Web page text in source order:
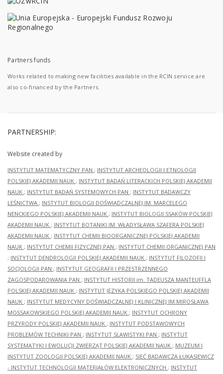
Partners funds
Works related to making new facilities available in the RCIN service are
also co-financed by the Partners.
PARTNERSHIP:
Website created by
INSTYTUT MATEMATYCZNY PAN ; INSTYTUT ARCHEOLOGII I ETNOLOGII
POLSKIEJ AKADEMII NAUK ; INSTYTUT BADAŃ LITERACKICH POLSKIEJ AKADEMII
NAUK ; INSTYTUT BADAŃ SYSTEMOWYCH PAN ; INSTYTUT BADAWCZY
LEŚNICTWA ; INSTYTUT BIOLOGII DOŚWIADCZALNEJ IM. MARCELEGO
NENCKIEGO POLSKIEJ AKADEMII NAUK ; INSTYTUT BIOLOGII SSAKÓW POLSKIEJ
AKADEMII NAUK ; INSTYTUT BOTANIKI IM. WŁADYSŁAWA SZAFERA POLSKIEJ
AKADEMII NAUK ; INSTYTUT CHEMII BIOORGANICZNEJ POLSKIEJ AKADEMII
NAUK ; INSTYTUT CHEMII FIZYCZNEJ PAN ; INSTYTUT CHEMII ORGANICZNEJ PAN
; INSTYTUT DENDROLOGII POLSKIEJ AKADEMII NAUK ; INSTYTUT FILOZOFII I
SOCJOLOGII PAN ; INSTYTUT GEOGRAFII I PRZESTRZENNEGO
ZAGOSPODAROWANIA PAN ; INSTYTUT HISTORII im. TADEUSZA MANTEUFFLA
POLSKIEJ AKADEMII NAUK ; INSTYTUT JĘZYKA POLSKIEGO POLSKIEJ AKADEMII
NAUK ; INSTYTUT MEDYCYNY DOŚWIADCZALNEJ I KLINICZNEJ IM.MIROSŁAWA
MOSSAKOWSKIEGO POLSKIEJ AKADEMII NAUK ; INSTYTUT OCHRONY
PRZYRODY POLSKIEJ AKADEMII NAUK ; INSTYTUT PODSTAWOWYCH
PROBLEMÓW TECHNIKI PAN ; INSTYTUT SLAWISTYKI PAN ; INSTYTUT
SYSTEMATYKI I EWOLUCJI ZWIERZĄT POLSKIEJ AKADEMII NAUK ; MUZEUM I
INSTYTUT ZOOLOGII POLSKIEJ AKADEMII NAUK ; SIEĆ BADAWCZA ŁUKASIEWICZ
- INSTYTUT TECHNOLOGII MATERIAŁÓW ELEKTRONICZNYCH ; INSTYTUT